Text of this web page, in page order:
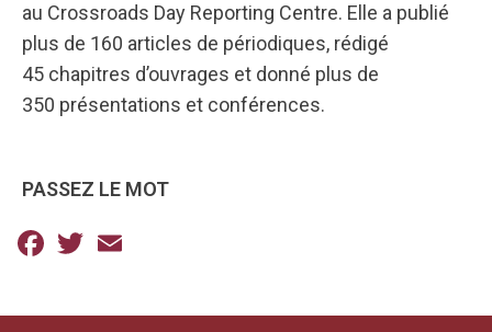
au Crossroads Day Reporting Centre. Elle a publié
plus de 160 articles de périodiques, rédigé
45 chapitres d’ouvrages et donné plus de
350 présentations et conférences.
PASSEZ LE MOT
Facebook
Twitter